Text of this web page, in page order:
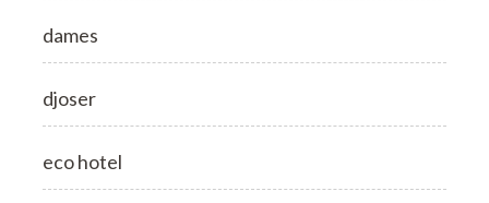
dames
djoser
eco hotel